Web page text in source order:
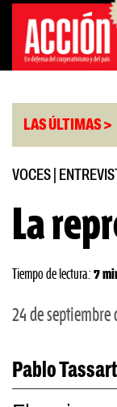
Saltar
contenido
LAS ÚLTIMAS >
al paro
VOCES
La
Tiempo de lectura: 7
24 de septiembre
Pablo Tassart